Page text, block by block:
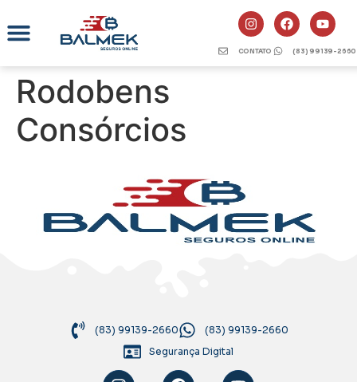
CONTATO (83) 99139-2660
Rodobens
Consórcios
(83) 99139-2660
(83) 99139-2660
Segurança Digital